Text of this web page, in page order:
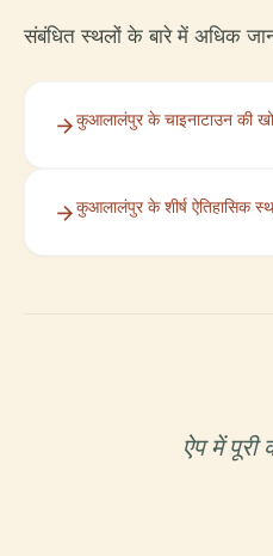
संबंधित स्थलों के बारे में अधिक
कुआलालंपुर के चाइनाटाउन की
कुआलालंपुर के शीर्ष ऐतिहासिक
ऐप में पूरी